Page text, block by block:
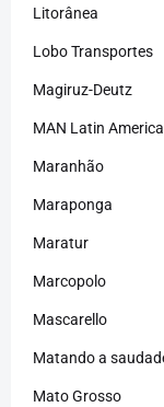
Litorânea
Lobo Transportes
Magiruz-Deutz
MAN Latin America
Maranhão
Maraponga
Maratur
Marcopolo
Mascarello
Matando a
Mato Grosso